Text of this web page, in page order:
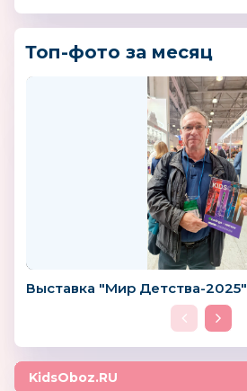
Топ-фото за месяц
Выставка "Мир Детства-2025"
KidsOboz.RU